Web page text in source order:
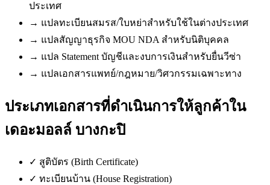
ประเทศ
→ แปลทะเบียนสมรส/ใบหย่าสำหรับใช้ในต่างประเทศ
→ แปลสัญญาธุรกิจ MOU NDA สำหรับนิติบุคคล
→ แปล Statement บัญชีและงบการเงินสำหรับยื่นวีซ่า
→ แปลเอกสารแพทย์/กฎหมาย/วิศวกรรมเฉพาะทาง
ประเภทเอกสารที่ดำเนินการให้ลูกค้าใน
เดอะมอลล์ บางกะปิ
✓ สูติบัตร (Birth Certificate)
✓ ทะเบียนบ้าน (House Registration)